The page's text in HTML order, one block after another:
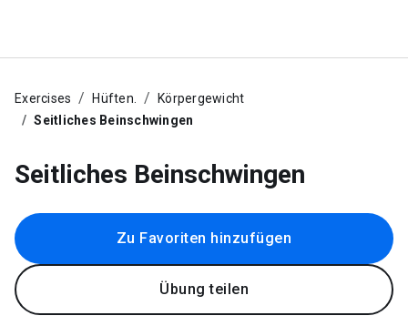
Exercises Hüften.
Körpergewicht
Seitliches Beinschwingen
Seitliches Beinschwingen
Zu Favoriten hinzufügen
Übung teilen